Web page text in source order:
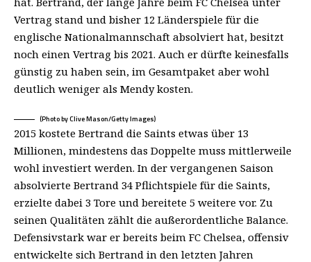
Vertrag stand und bisher 12 Länderspiele für die
englische Nationalmannschaft absolviert hat, besitzt
noch einen Vertrag bis 2021. Auch er dürfte keinesfalls
günstig zu haben sein, im Gesamtpaket aber wohl
deutlich weniger als Mendy kosten.
(Photo by Clive Mason/Getty Images)
2015 kostete Bertrand die Saints etwas über 13
Millionen, mindestens das Doppelte muss mittlerweile
wohl investiert werden. In der vergangenen Saison
absolvierte Bertrand 34 Pflichtspiele für die Saints,
erzielte dabei 3 Tore und bereitete 5 weitere vor. Zu
seinen Qualitäten zählt die außerordentliche Balance.
Defensivstark war er bereits beim FC Chelsea, offensiv
entwickelte sich Bertrand in den letzten Jahren